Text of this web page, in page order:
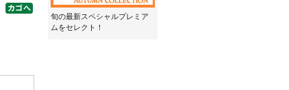
旬の最新スペシャルプレミア
ムをセレクト！